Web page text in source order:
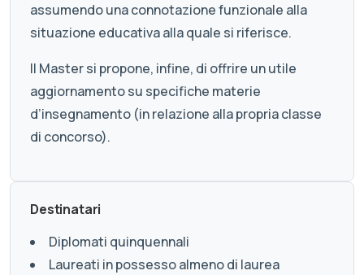
assumendo una connotazione funzionale alla
situazione educativa alla quale si riferisce.
Il Master si propone, infine, di offrire un utile
aggiornamento su specifiche materie
d’insegnamento (in relazione alla propria classe
di concorso).
Destinatari
Diplomati quinquennali
Laureati in possesso almeno di laurea